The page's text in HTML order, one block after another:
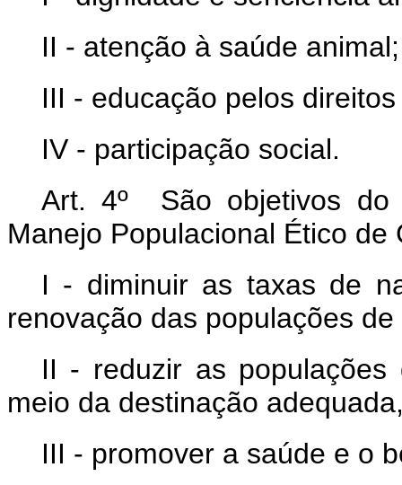
II - atenção à saúde animal;
III - educação pelos
IV - participação social.
Art. 4º São objetivos do
Manejo Populacional Ético de
I - diminuir as taxas de
renovação das populações
II - reduzir as
meio da destinação
III - promover a saúde e o